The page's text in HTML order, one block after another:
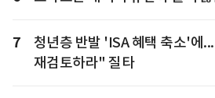
7
청년층 반발 'ISA 혜택 축소'에
재검토하라" 질타